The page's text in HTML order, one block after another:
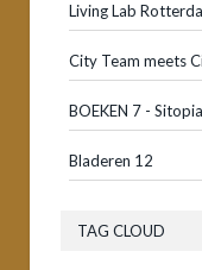
Living Lab
City Team meets
BOEKEN 7 - Sitopia
Bladeren 12
TAG CLOUD